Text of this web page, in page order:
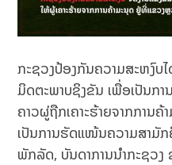
ກະຊວງປ້ອງກັນຄວາມສະຫງົບ
ມິດຕະພາບຊິງຂັນ ເພື່ອເປັນກ
ຄາວຜູ່ຖືກເຄາະຮ້າຍຈາກການ
ເປັນການຮັດແໜ້ນຄວາມສາມັກ
ພັກລັດ, ບັນດາການນໍາກະຊວງ